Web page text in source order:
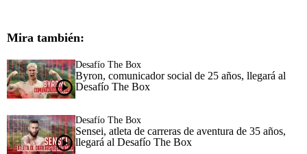
Mira también:
Desafío The Box
Byron, comunicador social de 25 años, llegará al
Desafío The Box
Desafío The Box
Sensei, atleta de carreras de aventura de 35 años,
llegará al Desafío The Box